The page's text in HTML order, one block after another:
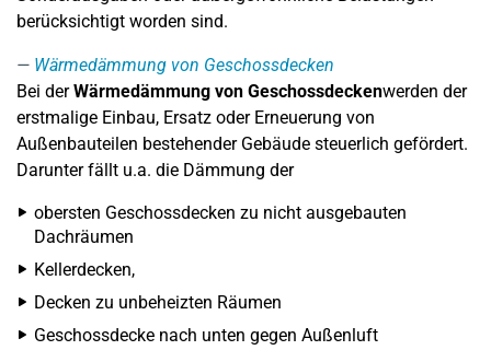
berücksichtigt worden sind.
Wärmedämmung von Geschossdecken
Bei derWärmedämmung von Geschossdeckenwerden der
erstmalige Einbau, Ersatz oder Erneuerung von
Außenbauteilen bestehender Gebäude steuerlich gefördert.
Darunter fällt u.a. die Dämmung der
obersten Geschossdecken zu nicht ausgebauten
Dachräumen
Kellerdecken,
Decken zu unbeheizten Räumen
Geschossdecke nach unten gegen Außenluft